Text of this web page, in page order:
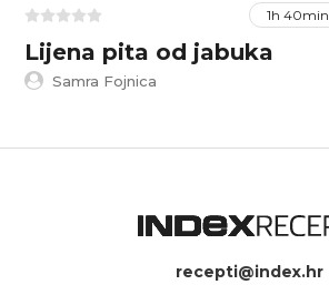
1h 40min
Lijena pita od jabuka
Samra Fojnica
recepti@index.hr